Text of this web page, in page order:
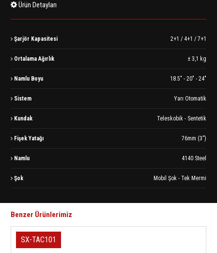
Ürün Detayları
Şarjör Kapasitesi 2+1 / 4+1 / 7+1
Ortalama Ağırlık ± 3,1 kg
Namlu Boyu 18.5" - 20" - 24"
Sistem Yarı Otomatik
Kundak Teleskobik - Sentetik
Fişek Yatağı 76mm (3”)
Namlu 4140 Steel
Şok Mobil Şok - Tek Mermi
Benzer Ürünlerimiz
SX-TAC101